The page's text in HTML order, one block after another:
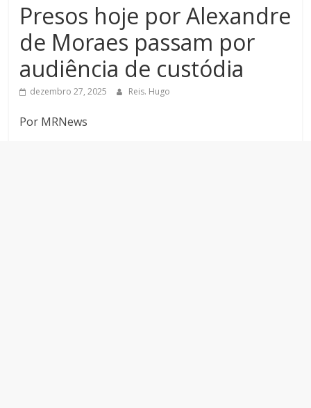
Presos hoje por Alexandre
de Moraes passam por
audiência de custódia
dezembro 27, 2025 Reis. Hugo
Por MRNews